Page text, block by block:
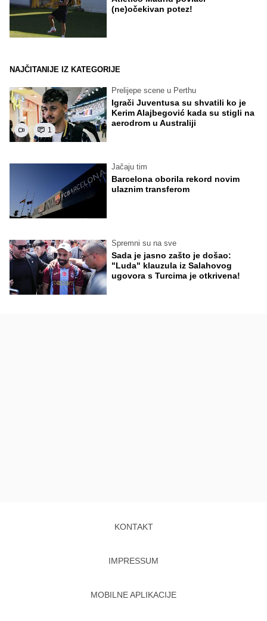
(ne)očekivan potez!
NAJČITANIJE IZ KATEGORIJE
1
Prelijepe scene u Perthu
Igrači Juventusa su shvatili ko je
Kerim Alajbegović kada su stigli na
aerodrom u Australiji
Jačaju tim
Barcelona oborila rekord novim
ulaznim transferom
Spremni su na sve
Sada je jasno zašto je došao:
"Luda" klauzula iz Salahovog
ugovora s Turcima je otkrivena!
KONTAKT
IMPRESSUM
MOBILNE APLIKACIJE